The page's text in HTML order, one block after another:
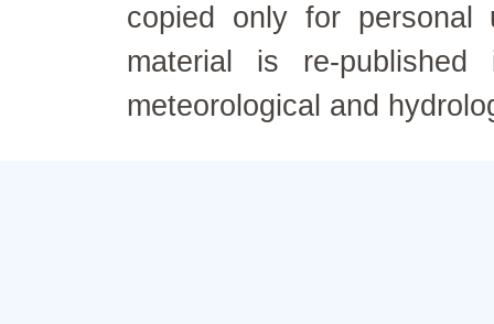
copied only for personal
material is re-
meteorological and